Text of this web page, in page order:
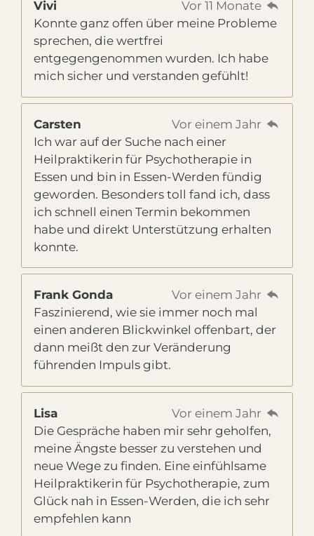
Vivi
Vor 11 Monate
Konnte ganz offen über meine Probleme
sprechen, die wertfrei
entgegengenommen wurden. Ich habe
mich sicher und verstanden gefühlt!
Carsten
Vor einem Jahr
Ich war auf der Suche nach einer
Heilpraktikerin für Psychotherapie in
Essen und bin in Essen-Werden fündig
geworden. Besonders toll fand ich, dass
ich schnell einen Termin bekommen
habe und direkt Unterstützung erhalten
konnte.
Frank Gonda
Vor einem Jahr
Faszinierend, wie sie immer noch mal
einen anderen Blickwinkel offenbart, der
dann meißt den zur Veränderung
führenden Impuls gibt.
Lisa
Vor einem Jahr
Die Gespräche haben mir sehr geholfen,
meine Ängste besser zu verstehen und
neue Wege zu finden. Eine einfühlsame
Heilpraktikerin für Psychotherapie, zum
Glück nah in Essen-Werden, die ich sehr
empfehlen kann